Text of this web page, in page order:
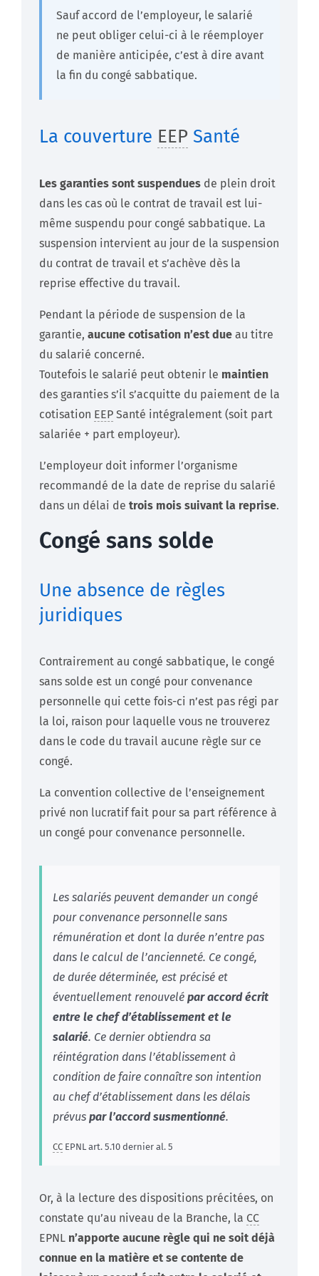
Sauf accord de l’employeur, le salarié
ne peut obliger celui-ci à le réemployer
de manière anticipée, c’est à dire avant
la fin du congé sabbatique.
La couverture EEP Santé
Les garanties sont suspendues de plein droit
dans les cas où le contrat de travail est lui-
même suspendu pour congé sabbatique. La
suspension intervient au jour de la suspension
du contrat de travail et s’achève dès la
reprise effective du travail.
Pendant la période de suspension de la
garantie, aucune cotisation n’est due au titre
du salarié concerné.
Toutefois le salarié peut obtenir le maintien
des garanties s’il s’acquitte du paiement de la
cotisation EEP Santé intégralement (soit part
salariée + part employeur).
L’employeur doit informer l’organisme
recommandé de la date de reprise du salarié
dans un délai de trois mois suivant la reprise.
Congé sans solde
Une absence de règles
juridiques
Contrairement au congé sabbatique, le congé
sans solde est un congé pour convenance
personnelle qui cette fois-ci n’est pas régi par
la loi, raison pour laquelle vous ne trouverez
dans le code du travail aucune règle sur ce
congé.
La convention collective de l’enseignement
privé non lucratif fait pour sa part référence à
un congé pour convenance personnelle.
Les salariés peuvent demander un congé
pour convenance personnelle sans
rémunération et dont la durée n’entre pas
dans le calcul de l’ancienneté. Ce congé,
de durée déterminée, est précisé et
éventuellement renouvelé par accord écrit
entre le chef d’établissement et le
salarié. Ce dernier obtiendra sa
réintégration dans l’établissement à
condition de faire connaître son intention
au chef d’établissement dans les délais
prévus par l’accord susmentionné.
CC EPNL art. 5.10 dernier al. 5
Or, à la lecture des dispositions précitées, on
constate qu’au niveau de la Branche, la CC
EPNL n’apporte aucune règle qui ne soit déjà
connue en la matière et se contente de